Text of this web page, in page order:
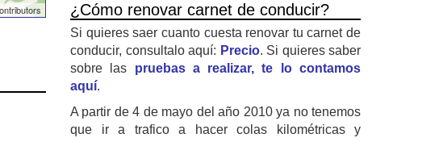
¿Cómo renovar carnet de conducir?
Si quieres saer cuanto cuesta renovar tu carnet de
conducir, consultalo aquí: Precio. Si quieres saber
sobre las pruebas a realizar, te lo contamos
aquí.
A partir de 4 de mayo del año 2010 ya no tenemos
que ir a trafico a hacer colas kilométricas y